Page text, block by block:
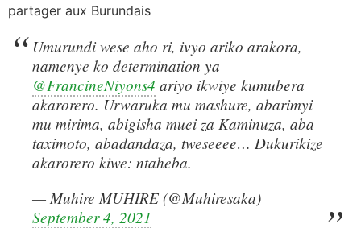
partager aux Burundais
Umurundi wese aho ri, ivyo ariko arakora,
namenye ko determination ya
@FrancineNiyons4 ariyo ikwiye kumubera
akarorero. Urwaruka mu mashure, abarimyi
mu mirima, abigisha muei za Kaminuza, aba
taximoto, abadandaza, tweseeee… Dukurikize
akarorero kiwe: ntaheba.
— Muhire MUHIRE (@Muhiresaka)
September 4, 2021